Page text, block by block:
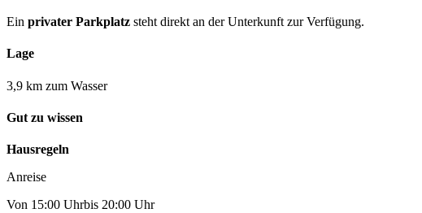
Ein privater Parkplatz steht direkt an der Unterkunft zur Verfügung.
Lage
3,9 km zum Wasser
Gut zu wissen
Hausregeln
Anreise
Von 15:00 Uhrbis 20:00 Uhr